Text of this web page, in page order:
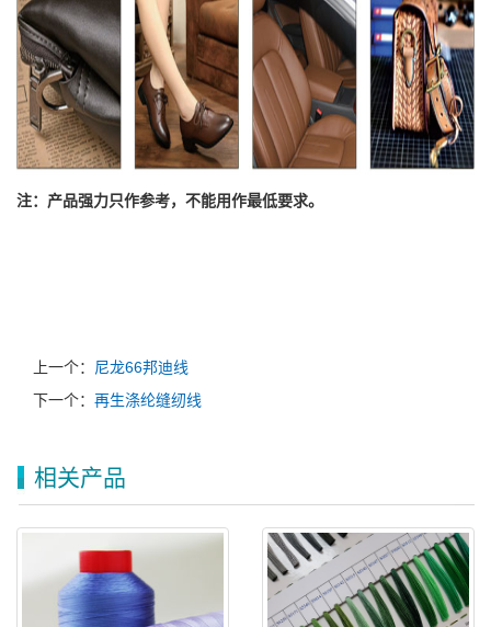
注：产品强力只作参考，不能用作最低要求。
上一个： 尼龙66邦迪线
下一个： 再生涤纶缝纫线
相关产品